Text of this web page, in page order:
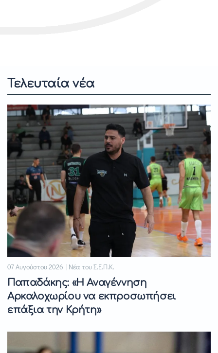
Τελευταία νέα
07 Αυγούστου 2026 | Νέα του Σ.Ε.Π.Κ.
Παπαδάκης: «Η Αναγέννηση
Αρκαλοχωρίου να εκπροσωπήσει
επάξια την Κρήτη»